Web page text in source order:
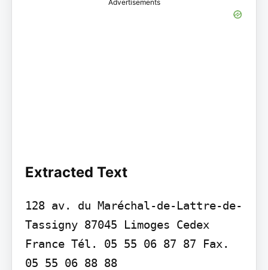
Advertisements
Extracted Text
128 av. du Maréchal-de-Lattre-de-
Tassigny 87045 Limoges Cedex
France Tél. 05 55 06 87 87 Fax.
05 55 06 88 88